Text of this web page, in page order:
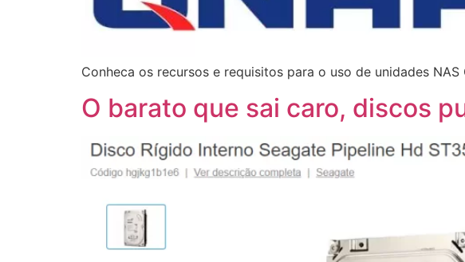
Conheca os recursos e requisitos para o uso de unidades
O barato que sai caro, discos